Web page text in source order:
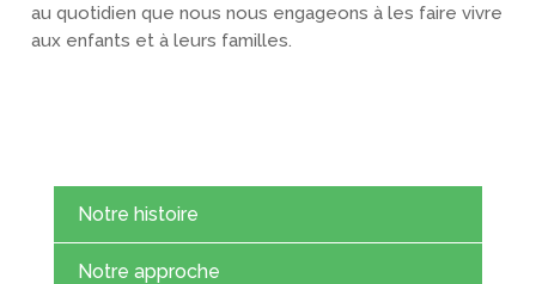
au quotidien que nous nous engageons à les faire vivre
aux enfants et à leurs familles.
Notre histoire
Notre approche